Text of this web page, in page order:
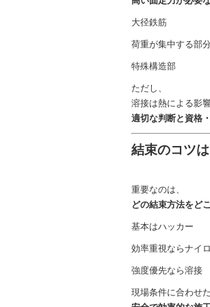
大径鉄筋
荷重が集中する部分
特殊構造部
ただし、
溶接は熱による影
適切な判断と資格
結束のコツ
重要なのは、
どの結束方法をど
基本はハッカー
効率重視ならナイ
強度優先なら溶接
現場条件に合わせ